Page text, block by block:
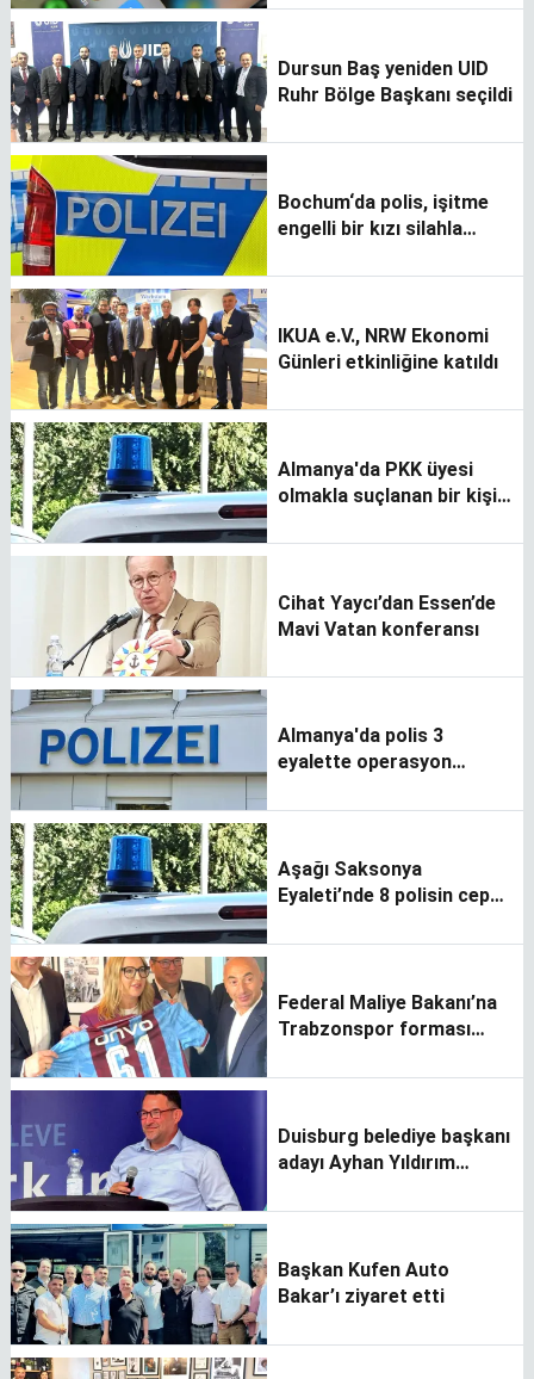
dayandı
Dursun Baş yeniden UID
Ruhr Bölge Başkanı seçildi
Bochum‘da polis, işitme
engelli bir kızı silahla
IKUA e.V., NRW Ekonomi
Günleri etkinliğine katıldı
Almanya'da PKK üyesi
olmakla suçlanan bir kişi
Cihat Yaycı’dan Essen’de
Mavi Vatan konferansı
Almanya'da polis 3
eyalette operasyon
Aşağı Saksonya
Eyaleti’nde 8 polisin cep
konuldu?
Federal Maliye Bakanı’na
Trabzonspor forması
Duisburg belediye başkanı
adayı Ayhan Yıldırım
bekliyor
Başkan Kufen Auto
Bakar’ı ziyaret etti